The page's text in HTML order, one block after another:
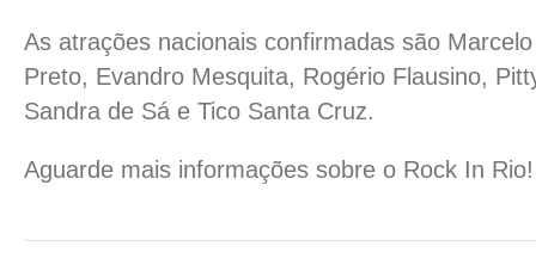
As atrações nacionais confirmadas são
Preto, Evandro Mesquita, Rogério Flausino,
Sandra de Sá e Tico Santa Cruz.
Aguarde mais informações sobre o Rock In Rio!